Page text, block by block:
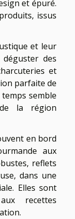
et épuré.
issus
et leur
des
et
parfaite de
semble
la région
en bord
aux
reflets
dans une
Elles sont
recettes